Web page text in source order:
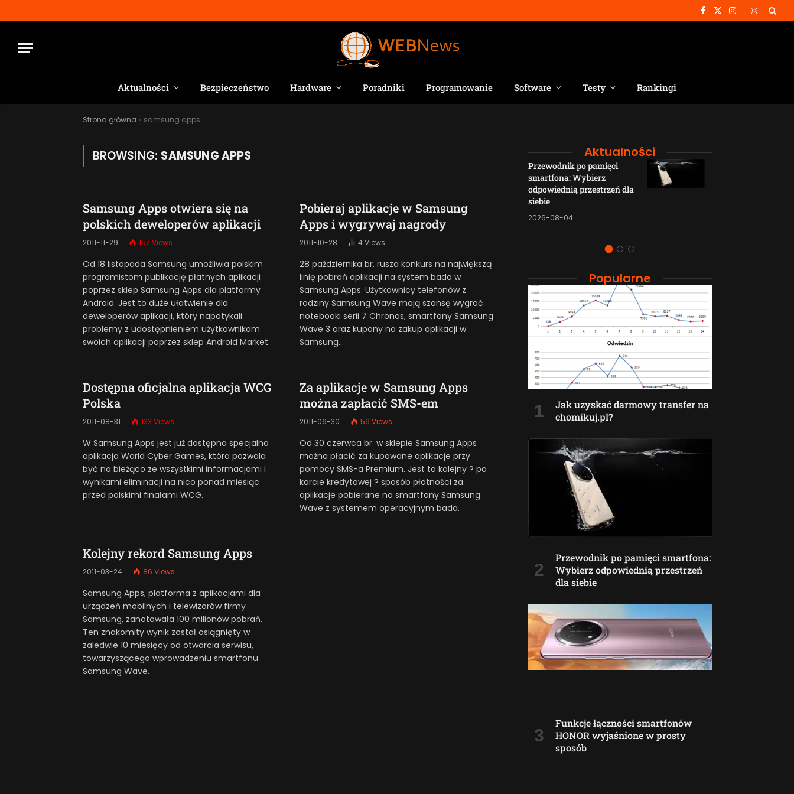
Facebook
X
Instagram
Aktualności Bezpieczeństwo Hardware Poradniki Programowanie Software Testy Rankingi
Strona główna » samsung apps
BROWSING: SAMSUNG APPS
Samsung Apps otwiera się na
polskich deweloperów aplikacji
2011-11-29 157 Views
Od 18 listopada Samsung umożliwia polskim
programistom publikację płatnych aplikacji
poprzez sklep Samsung Apps dla platformy
Android. Jest to duże ułatwienie dla
deweloperów aplikacji, który napotykali
problemy z udostępnieniem użytkownikom
swoich aplikacji poprzez sklep Android Market.
Pobieraj aplikacje w Samsung
Apps i wygrywaj nagrody
2011-10-28 4Views
28 października br. rusza konkurs na największą
linię pobrań aplikacji na system bada w
Samsung Apps. Użytkownicy telefonów z
rodziny Samsung Wave mają szansę wygrać
notebooki serii 7 Chronos, smartfony Samsung
Wave 3 oraz kupony na zakup aplikacji w
Samsung…
Dostępna oficjalna aplikacja WCG
Polska
2011-08-31 133 Views
W Samsung Apps jest już dostępna specjalna
aplikacja World Cyber Games, która pozwala
być na bieżąco ze wszystkimi informacjami i
wynikami eliminacji na nico ponad miesiąc
przed polskimi finałami WCG.
Za aplikacje w Samsung Apps
można zapłacić SMS-em
2011-06-30 56 Views
Od 30 czerwca br. w sklepie Samsung Apps
można płacić za kupowane aplikacje przy
pomocy SMS-a Premium. Jest to kolejny ? po
karcie kredytowej ? sposób płatności za
aplikacje pobierane na smartfony Samsung
Wave z systemem operacyjnym bada.
Kolejny rekord Samsung Apps
2011-03-24 86 Views
Samsung Apps, platforma z aplikacjami dla
urządzeń mobilnych i telewizorów firmy
Samsung, zanotowała 100 milionów pobrań.
Ten znakomity wynik został osiągnięty w
zaledwie 10 miesięcy od otwarcia serwisu,
towarzyszącego wprowadzeniu smartfonu
Samsung Wave.
Aktualności
Przewodnik po pamięci
smartfona: Wybierz
odpowiednią przestrzeń dla
siebie
2026-08-04
Popularne
Jak uzyskać darmowy transfer na
chomikuj.pl?
Przewodnik po pamięci smartfona:
Wybierz odpowiednią przestrzeń
dla siebie
Funkcje łączności smartfonów
HONOR wyjaśnione w prosty
sposób